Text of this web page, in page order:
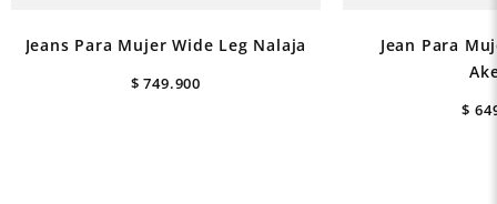
Jeans Para Mujer Wide Leg Nalaja
$ 749.900
Jean Para
$